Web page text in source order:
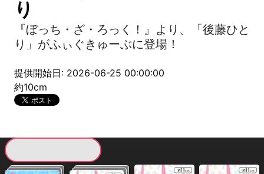
り
『ぼっち・ざ・ろっく！』より、「後藤ひと
り」がふぃぐきゅーぶに登場！
提供開始日: 2026-06-25 00:00:00
約10cm